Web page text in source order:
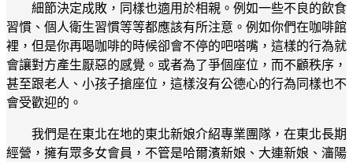
細節決定成敗，同樣也適用於相親。例如一些不良的飲食
習慣、個人衛生習慣等等都應該有所注意。例如你們在咖啡館
裡，但是你再喝咖啡的時候卻會不停的吧嗒嘴，這樣的行為就
會讓對方產生厭惡的感覺。或者為了爭個座位，而不顧秩序，
甚至跟老人、小孩子搶座位，這樣沒有公德心的行為同樣也不
會受歡迎的。
我們是在東北在地的東北新娘介紹專業團隊，在東北長期
經營，擁有眾多女會員，不管是哈爾濱新娘、大連新娘、瀋陽